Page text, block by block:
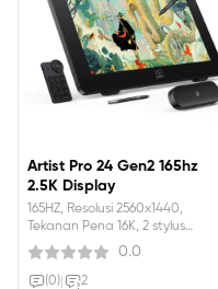
Artist Pro 24 Gen2 165hz
2.5K Display
165HZ, Resolusi 2560x1440,
Tekanan Pena 16K, 2 stylus
dikemas
0.0
(0) 2